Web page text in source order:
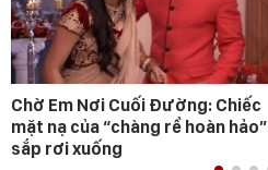
Chờ Em Nơi Cuối Đường: Chiếc
mặt nạ của “chàng rể hoàn hảo”
sắp rơi xuống